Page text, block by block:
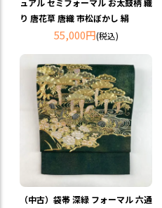
ュアル セミフォーマル お太鼓柄 織
り 唐花草 唐織 市松ぼかし 絹
55,000円(税込)
（中古）袋帯 深緑 フォーマル 六通